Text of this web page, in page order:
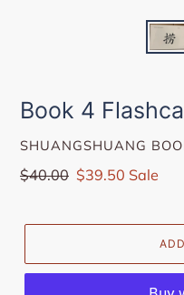
Book 4
VENDOR
SHUANGSHUANG
Regular
$40.00 Sale
$39.50 Sale